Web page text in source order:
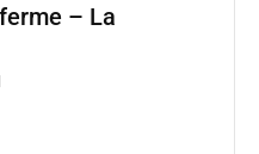
– La